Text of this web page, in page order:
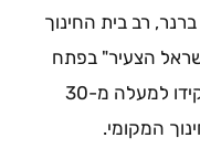
רב בית החינוך
הצעיר" בפתח
תקווה. הרב ברנר ז"ל, שכיהן בתפקידו למעלה מ-30
המקומי.